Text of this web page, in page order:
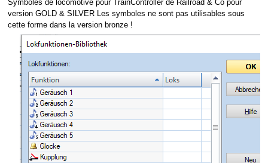
Symboles de locomotive pour TrainController de Railroad & Co pour
version GOLD & SILVER Les symboles ne sont pas utilisables sous
cette forme dans la version bronze !